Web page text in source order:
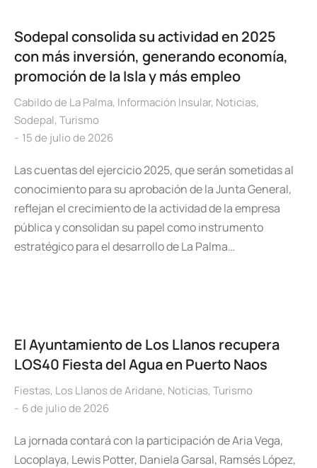
Sodepal consolida su actividad en 2025
con más inversión, generando economía,
promoción de la Isla y más empleo
Cabildo de La Palma, Información Insular, Noticias,
Sodepal, Turismo
15 de julio de 2026
Las cuentas del ejercicio 2025, que serán sometidas al
conocimiento para su aprobación de la Junta General,
reflejan el crecimiento de la actividad de la empresa
pública y consolidan su papel como instrumento
estratégico para el desarrollo de La Palma…
El Ayuntamiento de Los Llanos recupera
LOS40 Fiesta del Agua en Puerto Naos
Fiestas, Los Llanos de Aridane, Noticias, Turismo
6 de julio de 2026
La jornada contará con la participación de Aria Vega,
Locoplaya, Lewis Potter, Daniela Garsal, Ramsés López,